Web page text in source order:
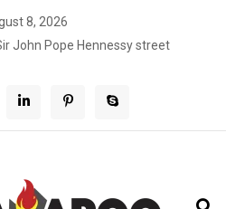
8, 2026
John Pope Hennessy street